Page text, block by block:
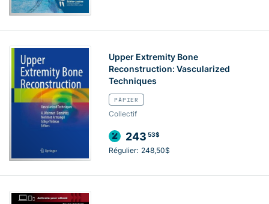
Upper Extremity Bone
Reconstruction: Vascularized
Techniques
PAPIER
Collectif
243 53$
Régulier: 248,50$